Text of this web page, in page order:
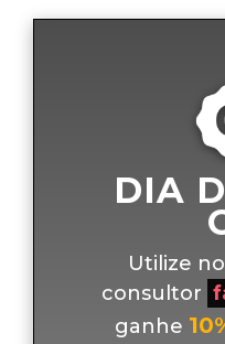
DIA
Utilize
consultor
ganhe